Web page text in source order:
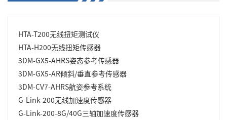
速率传感器（IP68/69K 封装）在具有挑战性的环境中（例
将动态倾斜、加速度和角速率的测量精度提升到了新的水
平。
HTA-T200无线扭矩测试仪
HTA-H200无线扭矩传感器
3DM-GX5-AHRS姿态参考传感器
3DM-GX5-AR倾斜/垂直参考传感器
3DM-CV7-AHRS航姿参考系统
G-Link-200无线加速度传感器
G-Link-200-8G/40G三轴加速度传感器